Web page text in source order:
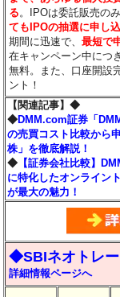
る 。IPOは委託販売の
てもIPOの抽選に申し
期間に迅速で、最短で
在キャンペーン中につ
無料。また、口座開設
ント！
【関連記事】◆
◆DMM.com証券「
の売買コスト比較から
株」を徹底解説！
◆ 【証券会社比較】
に特化したオンライン
が最大の魅力！
◆SBIネオトレー
詳細情報ページへ